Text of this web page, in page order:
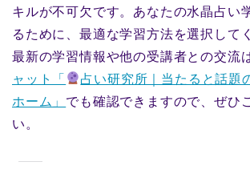
キルが不可欠です。あなたの水晶占い
るために、最適な学習方法を選択して
最新の学習情報や他の受講者との交流
ャット「
占い研究所｜当たると話題
ホーム」 でも確認できますので、ぜひ
い。